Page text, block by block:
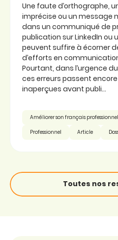
Une faute d’orthographe,
imprécise ou un message
dans un communiqué de
publication sur LinkedIn ou
peuvent suffire à écorner
d’efforts en
Pourtant, dans l’urgence
ces erreurs passent
inaperçues avant publi...
Améliorer son français professionnel
Professionnel
Article
Toutes nos